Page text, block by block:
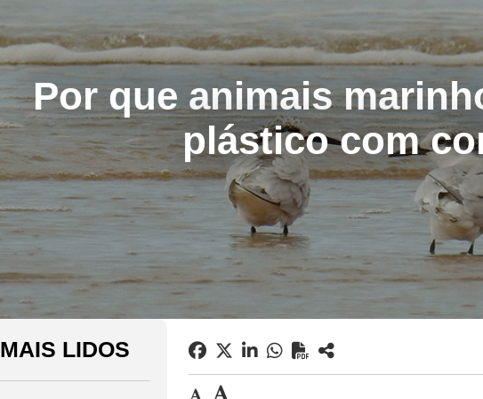
Por que animais
plástico com
MAIS LIDOS